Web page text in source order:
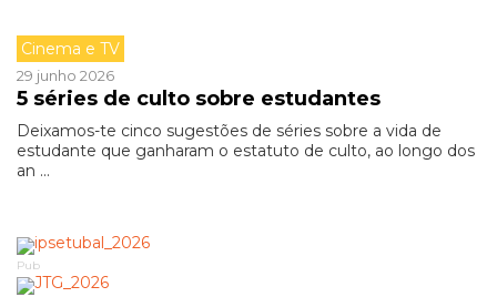
Cinema e TV
29 junho 2026
5 séries de culto sobre estudantes
Deixamos-te cinco sugestões de séries sobre a vida de
estudante que ganharam o estatuto de culto, ao longo dos
an ...
Pub